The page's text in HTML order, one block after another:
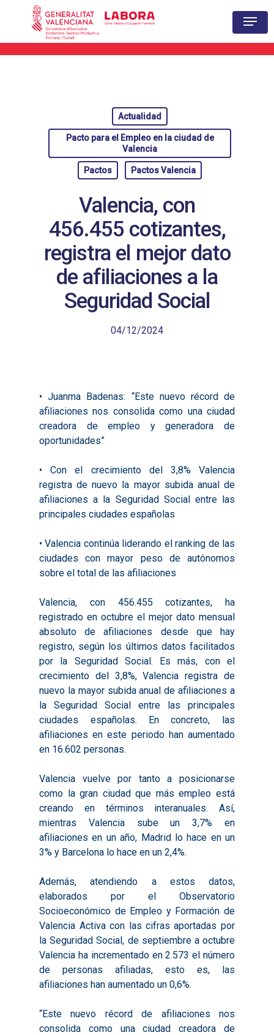
Actualidad
Pacto para el Empleo en la ciudad de
Valencia
Pactos Pactos Valencia
Valencia, con
456.455 cotizantes,
registra el mejor dato
de afiliaciones a la
Seguridad Social
04/12/2024
• Juanma Badenas: “Este nuevo récord de
afiliaciones nos consolida como una ciudad
creadora de empleo y generadora de
oportunidades”
• Con el crecimiento del 3,8% Valencia
registra de nuevo la mayor subida anual de
afiliaciones a la Seguridad Social entre las
principales ciudades españolas
• Valencia continúa liderando el ranking de las
ciudades con mayor peso de autónomos
sobre el total de las afiliaciones
Valencia, con 456.455 cotizantes, ha
registrado en octubre el mejor dato mensual
absoluto de afiliaciones desde que hay
registro, según los últimos datos facilitados
por la Seguridad Social. Es más, con el
crecimiento del 3,8%, Valencia registra de
nuevo la mayor subida anual de afiliaciones a
la Seguridad Social entre las principales
ciudades españolas. En concreto, las
afiliaciones en este periodo han aumentado
en 16.602 personas.
Valencia vuelve por tanto a posicionarse
como la gran ciudad que más empleo está
creando en términos interanuales. Así,
mientras Valencia sube un 3,7% en
afiliaciones en un año, Madrid lo hace en un
3% y Barcelona lo hace en un 2,4%.
Además, atendiendo a estos datos,
elaborados por el Observatorio
Socioeconómico de Empleo y Formación de
Valencia Activa con las cifras aportadas por
la Seguridad Social, de septiembre a octubre
Valencia ha incrementado en 2.573 el número
de personas afiliadas, esto es, las
afiliaciones han aumentado un 0,6%.
“Este nuevo récord de afiliaciones nos
consolida como una ciudad creadora de
Inicio
Presentación
Qué es Avalem
Misiones
Diagnósticos
Objetivos
Publicaciones
2016